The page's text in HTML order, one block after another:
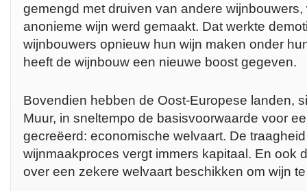
gemengd met druiven van andere
anonieme wijn werd gemaakt. Dat werkte
wijnbouwers opnieuw hun wijn maken onder
heeft de wijnbouw een nieuwe boost gegeven.
Bovendien hebben de Oost-Europese landen,
Muur, in sneltempo de basisvoorwaarde voor
gecreëerd: economische welvaart. De
wijnmaakproces vergt immers kapitaal. En ook
over een zekere welvaart beschikken om wijn